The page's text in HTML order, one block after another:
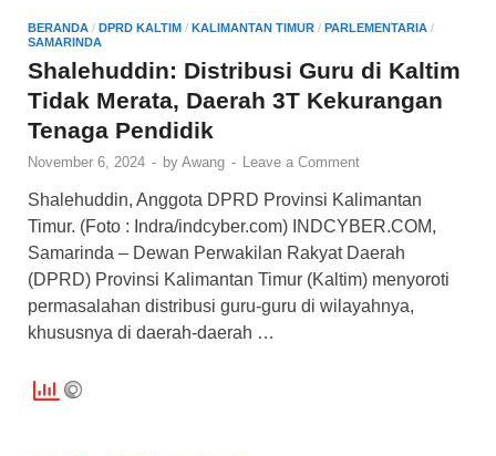
o
o
k
p
p
BERANDA / DPRD KALTIM / KALIMANTAN TIMUR / PARLEMENTARIA /
SAMARINDA
Shalehuddin: Distribusi Guru di Kaltim
Tidak Merata, Daerah 3T Kekurangan
Tenaga Pendidik
November 6, 2024 - by Awang - Leave a Comment
Shalehuddin, Anggota DPRD Provinsi Kalimantan
Timur. (Foto : Indra/indcyber.com) INDCYBER.COM,
Samarinda – Dewan Perwakilan Rakyat Daerah
(DPRD) Provinsi Kalimantan Timur (Kaltim) menyoroti
permasalahan distribusi guru-guru di wilayahnya,
khususnya di daerah-daerah …